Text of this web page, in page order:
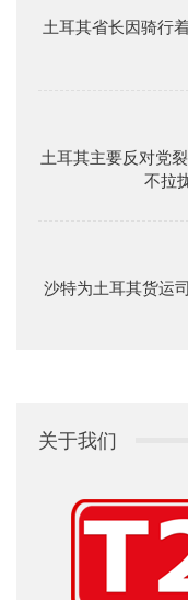
土耳其省长因骑行
土耳其主要反对党
不拉
沙特为土耳其货运
关于我们